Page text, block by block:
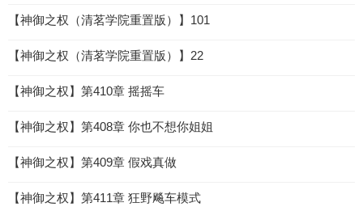
【神御之权（清茗学院重置版）】101
【神御之权（清茗学院重置版）】22
【神御之权】第410章 摇摇车
【神御之权】第408章 你也不想你姐姐
【神御之权】第409章 假戏真做
【神御之权】第411章 狂野飚车模式